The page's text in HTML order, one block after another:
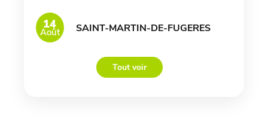
14
Août SAINT-MARTIN-DE-FUGERES
Tout voir